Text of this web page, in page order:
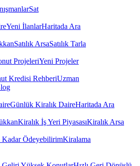
Sat
Yeni İlanlarHaritada Ara
Satılık ArsaSatılık Tarla
ProjeleriYeni Projeler
Kredisi RehberiUzman
Günlük Kiralık DaireHaritada Ara
Kiralık İş Yeri PiyasasıKiralık Arsa
Kadar ÖdeyebilirimKiralama